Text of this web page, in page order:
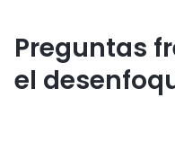
Preguntas
el